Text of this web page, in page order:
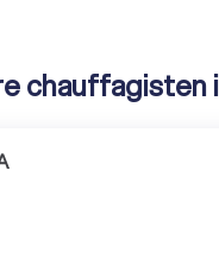
chauffagisten